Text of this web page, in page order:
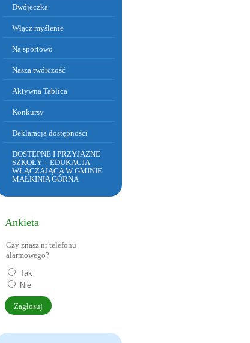
Dzień Babci i Dziadka
ERASMUS+ USING MONILE APPS IN THE LEARNING PROCESS
Dwójeczka
Włącz myślenie
Na sportowo
Nasza twórczość
Aktywna Tablica
Konkursy
Deklaracja dostępności
DOSTĘPNE I PRZYJAZNE
SZKOŁY – EDUKACJA
WŁĄCZAJĄCA W GMINIE
MAŁKINIA GÓRNA
Ankieta
Czy znasz nr telefonu
alarmowego?
Tak
Nie